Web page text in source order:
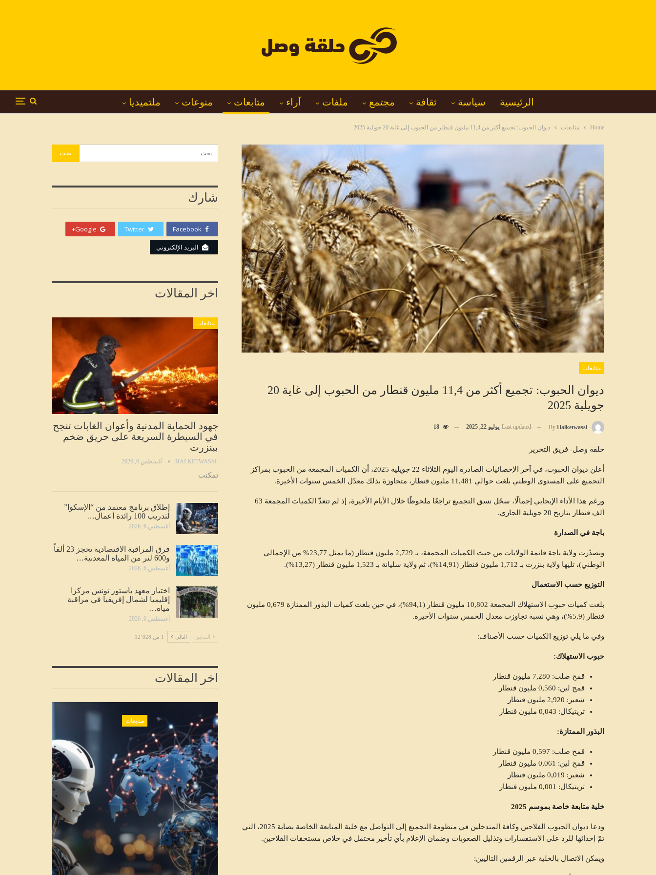
الرئيسية سياسة ثقافة مجتمع ملفات آراء متابعات منوعات ملتميديا
Home متابعات ديوان الحبوب: تجميع أكثر من 11,4 مليون قنطار من الحبوب إلى غاية 20 جويلية 2025
متابعات
ديوان الحبوب: تجميع أكثر من 11,4 مليون قنطار من الحبوب إلى غاية 20
جويلية 2025
By Halketwassl
Last updated يوليو 22, 2025 18
حلقة وصل- فريق التحرير
أعلن ديوان الحبوب، في آخر الإحصائيات الصادرة اليوم الثلاثاء 22 جويلية 2025، أن الكميات المجمعة من الحبوب بمراكز
التجميع على المستوى الوطني بلغت حوالي 11,481 مليون قنطار، متجاوزة بذلك معدّل الخمس سنوات الأخيرة.
ورغم هذا الأداء الإيجابي إجمالًا، سجّل نسق التجميع تراجعًا ملحوظًا خلال الأيام الأخيرة، إذ لم تتعدّ الكميات المجمعة 63
ألف قنطار بتاريخ 20 جويلية الجاري.
باجة في الصدارة
وتصدّرت ولاية باجة قائمة الولايات من حيث الكميات المجمعة، بـ 2,729 مليون قنطار (ما يمثل 23,77% من الإجمالي
الوطني)، تليها ولاية بنزرت بـ 1,712 مليون قنطار (14,91%)، ثم ولاية سليانة بـ 1,523 مليون قنطار (13,27%).
التوزيع حسب الاستعمال
بلغت كميات حبوب الاستهلاك المجمعة 10,802 مليون قنطار (94,1%)، في حين بلغت كميات البذور الممتازة 0,679 مليون
قنطار (5,9%)، وهي نسبة تجاوزت معدل الخمس سنوات الأخيرة.
وفي ما يلي توزيع الكميات حسب الأصناف:
حبوب الاستهلاك:
قمح صلب: 7,280 مليون قنطار
قمح لين: 0,560 مليون قنطار
شعير: 2,920 مليون قنطار
تريتيكال: 0,043 مليون قنطار
البذور الممتازة:
قمح صلب: 0,597 مليون قنطار
قمح لين: 0,061 مليون قنطار
شعير: 0,019 مليون قنطار
تريتيكال: 0,001 مليون قنطار
خلية متابعة خاصة بموسم 2025
ودعا ديوان الحبوب الفلاحين وكافة المتدخلين في منظومة التجميع إلى التواصل مع خلية المتابعة الخاصة بصابة 2025، التي
تمّ إحداثها للرد على الاستفسارات وتذليل الصعوبات وضمان الإعلام بأي تأخير محتمل في خلاص مستحقات الفلاحين.
ويمكن الاتصال بالخلية عبر الرقمين التاليين:
شارك
Facebook
Twitter
Google+
البريد الإلكتروني
اخر المقالات
متابعات
جهود الحماية المدنية وأعوان الغابات تنجح
في السيطرة السريعة على حريق ضخم
ببنزرت
HALKETWASSL أغسطس 6, 2026
تمكنت
إطلاق برنامج معتمد من “الإسكوا”
لتدريب 100 رائدة أعمال…
أغسطس 6, 2026
فرق المراقبة الاقتصادية تحجز 23 ألفاً
و600 لتر من المياه المعدنية…
أغسطس 6, 2026
اختيار معهد باستور تونس مركزا
إقليميا لشمال إفريقيا في مراقبة
مياه…
أغسطس 6, 2026
السابق التالي 1 من 12٬028
اخر المقالات
متابعات